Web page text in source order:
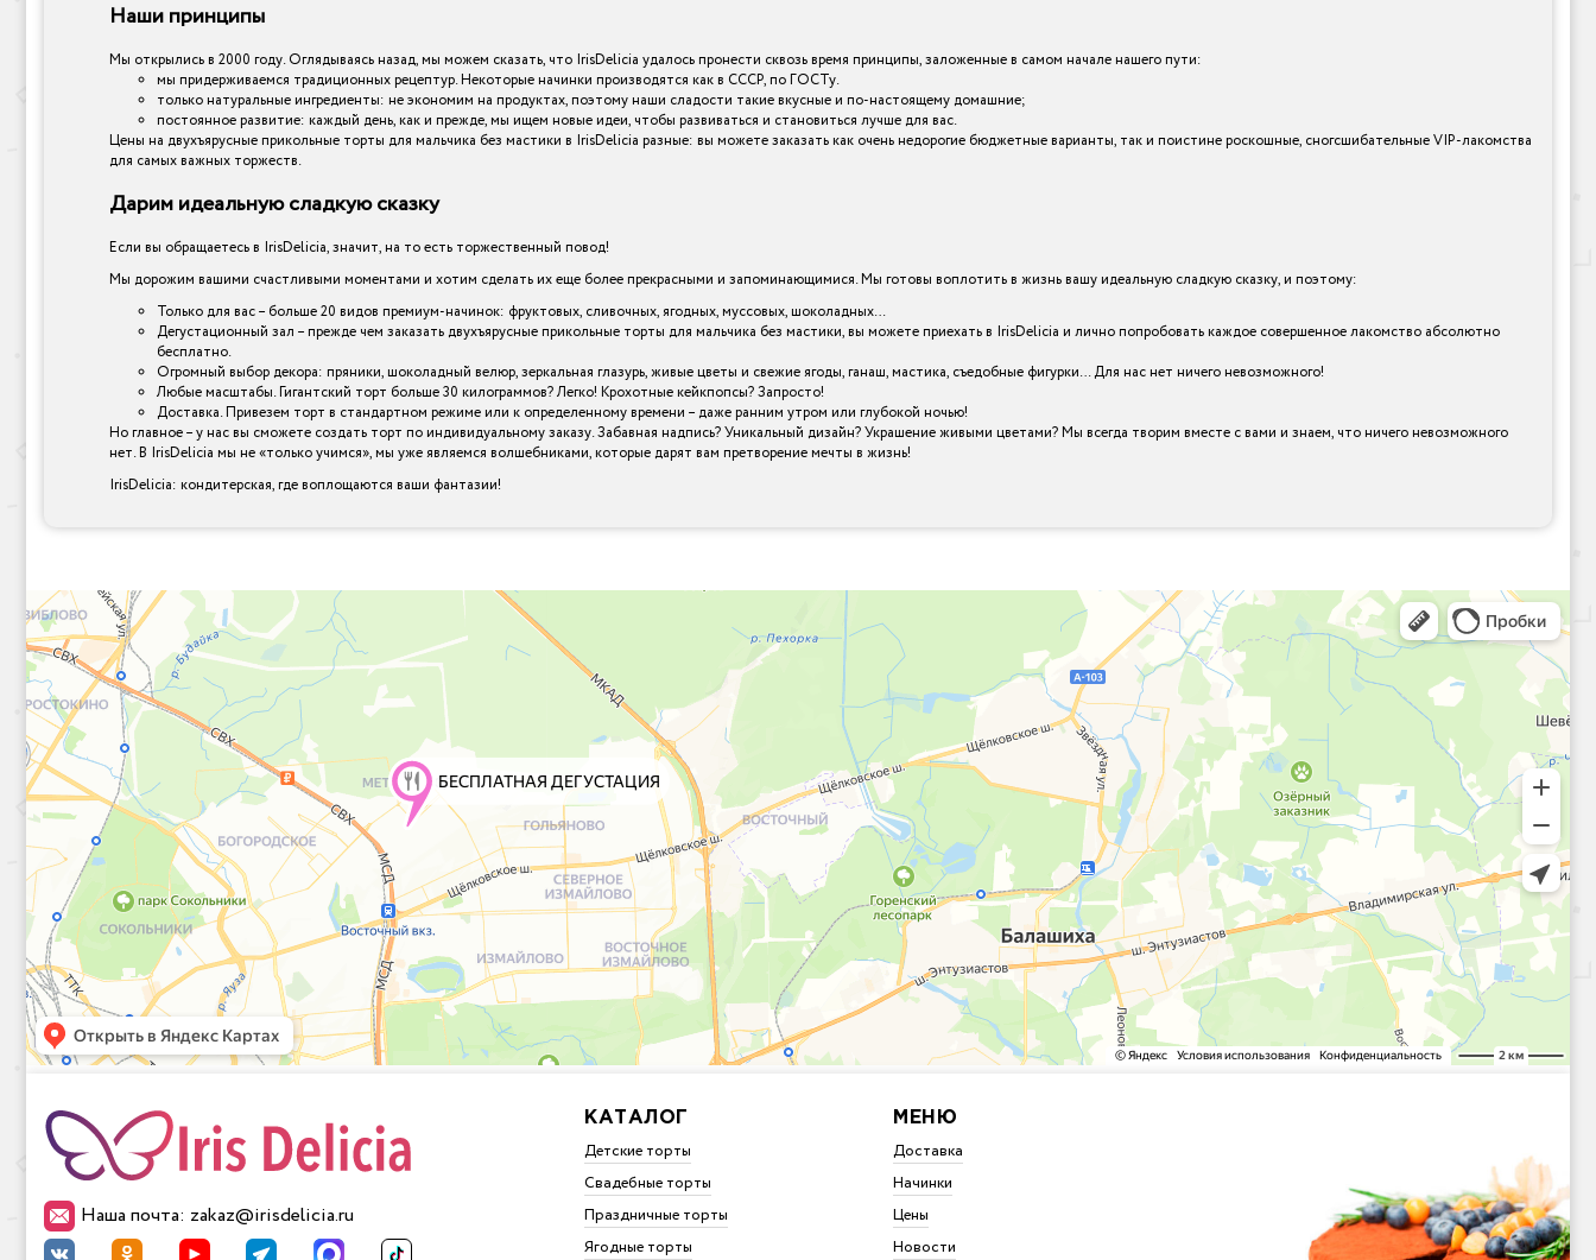
Наши принципы
Мы открылись в 2000 году. Оглядываясь назад, мы можем сказать, что IrisDelicia удалось пронести сквозь время принципы, заложенные в самом начале нашего пути:
мы придерживаемся традиционных рецептур. Некоторые начинки производятся как в СССР, по ГОСТу.
только натуральные ингредиенты: не экономим на продуктах, поэтому наши сладости такие вкусные и по-настоящему домашние;
постоянное развитие: каждый день, как и прежде, мы ищем новые идеи, чтобы развиваться и становиться лучше для вас.
Цены на двухъярусные прикольные торты для мальчика без мастики в IrisDelicia разные: вы можете заказать как очень недорогие бюджетные варианты, так и поистине роскошные, сногсшибательные VIP-лакомства
для самых важных торжеств.
Дарим идеальную сладкую сказку
Если вы обращаетесь в IrisDelicia, значит, на то есть торжественный повод!
Мы дорожим вашими счастливыми моментами и хотим сделать их еще более прекрасными и запоминающимися. Мы готовы воплотить в жизнь вашу идеальную сладкую сказку, и поэтому:
Только для вас – больше 20 видов премиум-начинок: фруктовых, сливочных, ягодных, муссовых, шоколадных…
Дегустационный зал – прежде чем заказать двухъярусные прикольные торты для мальчика без мастики, вы можете приехать в IrisDelicia и лично попробовать каждое совершенное лакомство абсолютно
бесплатно.
Огромный выбор декора: пряники, шоколадный велюр, зеркальная глазурь, живые цветы и свежие ягоды, ганаш, мастика, съедобные фигурки… Для нас нет ничего невозможного!
Любые масштабы. Гигантский торт больше 30 килограммов? Легко! Крохотные кейкпопсы? Запросто!
Доставка. Привезем торт в стандартном режиме или к определенному времени – даже ранним утром или глубокой ночью!
Но главное – у нас вы сможете создать торт по индивидуальному заказу. Забавная надпись? Уникальный дизайн? Украшение живыми цветами? Мы всегда творим вместе с вами и знаем, что ничего невозможного
нет. В IrisDelicia мы не «только учимся», мы уже являемся волшебниками, которые дарят вам претворение мечты в жизнь!
IrisDelicia: кондитерская, где воплощаются ваши фантазии!
Наша почта: zakaz@irisdelicia.ru
КАТАЛОГ
Детские торты
Свадебные торты
Праздничные торты
Ягодные торты
МЕНЮ
Доставка
Начинки
Цены
Новости